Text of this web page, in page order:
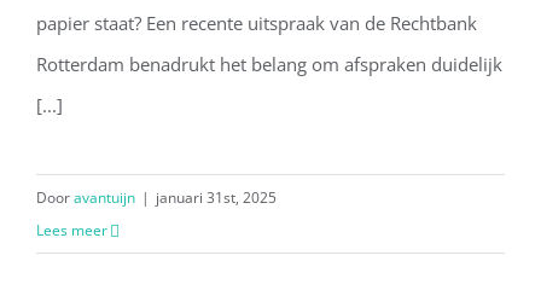
papier staat? Een recente uitspraak van de Rechtbank
Rotterdam benadrukt het belang om afspraken duidelijk
[...]
Dooravantuijn | januari 31st, 2025
Lees meer